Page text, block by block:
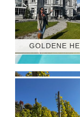
GOLDENE